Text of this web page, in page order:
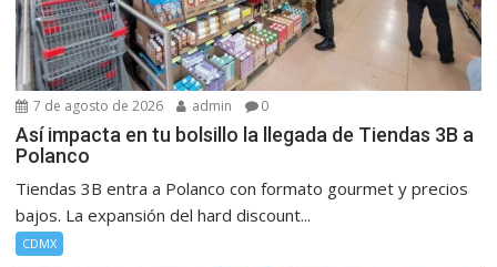
7 de agosto de 2026 admin 0
Así impacta en tu bolsillo la llegada de Tiendas 3B a
Polanco
Tiendas 3B entra a Polanco con formato gourmet y precios
bajos. La expansión del hard discount...
CDMX